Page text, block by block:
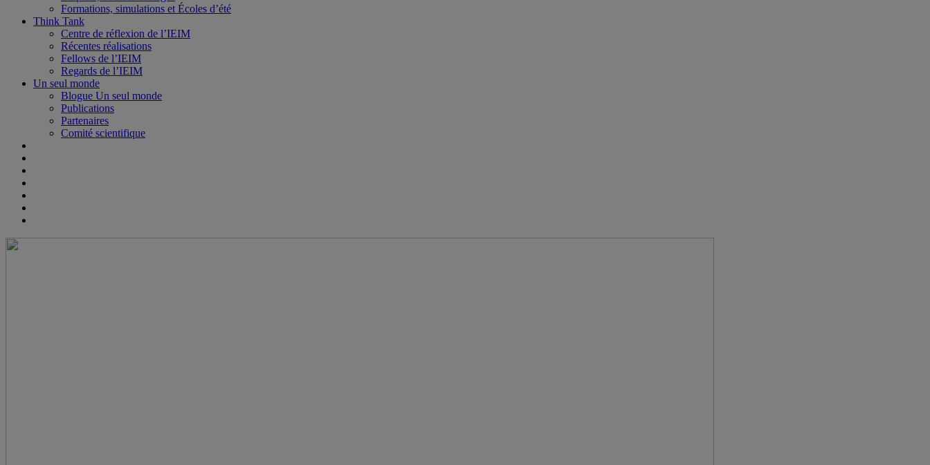
Formations, simulations et Écoles d’été
Think Tank
Centre de réflexion de l’IEIM
Récentes réalisations
Fellows de l’IEIM
Regards de l’IEIM
Un seul monde
Blogue Un seul monde
Publications
Partenaires
Comité scientifique